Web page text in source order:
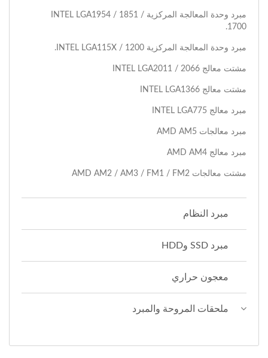
مبرد وحدة المعالجة المركزية I​NTEL LGA1954 / 1851 /
1700.
مبرد وحدة المعالجة المركزية INTEL LGA115X / 1200.
مشتت معالج INTEL LGA2011 / 2066
مشتت معالج INTEL LGA1366
مبرد معالج INTEL LGA775
مبرد معالجات AMD AM5
مبرد معالج AMD AM4
مشتت معالجات AMD AM2 / AM3 / FM1 / FM2
مبرد النظام
مبرد SSD وHDD
معجون حراري
ملحقات المروحة والمبرد